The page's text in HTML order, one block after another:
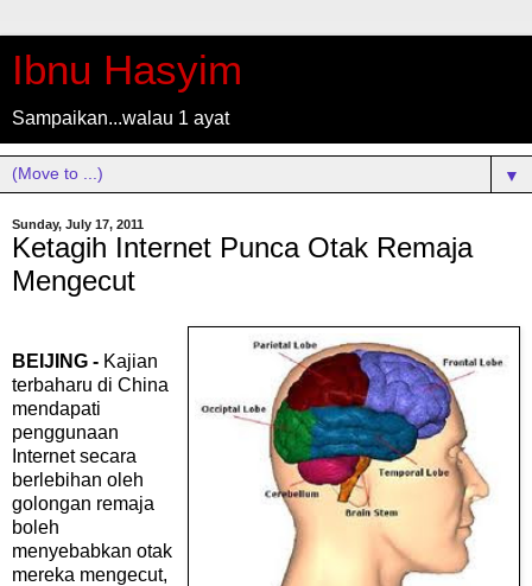
Ibnu Hasyim
Sampaikan...walau 1 ayat
▼
Sunday, July 17, 2011
Ketagih Internet Punca Otak Remaja
Mengecut
BEIJING - Kajian
terbaharu di China
mendapati
penggunaan
Internet secara
berlebihan oleh
golongan remaja
boleh
menyebabkan otak
mereka mengecut,